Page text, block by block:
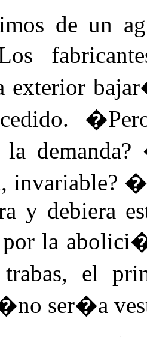
de un
exterior
la
invariable?
y debiera
por la
trabas, el
ser�a